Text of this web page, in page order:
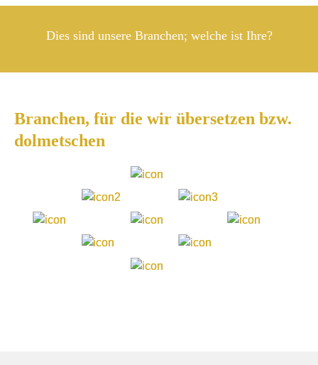
Dies sind unsere Branchen; welche ist Ihre?
Branchen, für die wir übersetzen bzw.
dolmetschen